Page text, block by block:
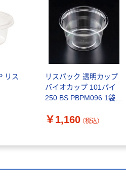
リス
リスパック 透明カップ
バイオカップ 101パイ
250 BS PBPM096 1袋
￥1,160 （税込）